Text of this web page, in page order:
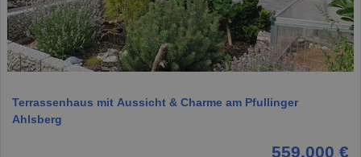
1 / 10
Terrassenhaus mit Aussicht & Charme am Pfullinger
Ahlsberg
559.000 €